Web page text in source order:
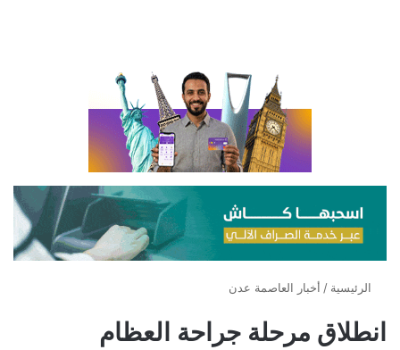
الرئيسية / أخبار العاصمة عدن
انطلاق مرحلة جراحة العظام